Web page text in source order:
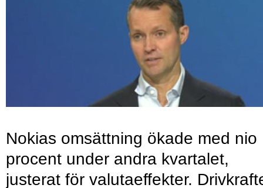
Nokias omsättning ökade med nio
procent under andra kvartalet,
justerat för valutaeffekter.